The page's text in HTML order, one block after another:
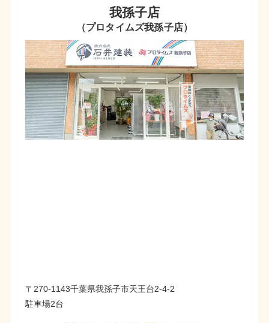
我孫子店
（プロタイムズ我孫子店）
〒270-1143千葉県我孫子市天王台2-4-2
駐車場2台